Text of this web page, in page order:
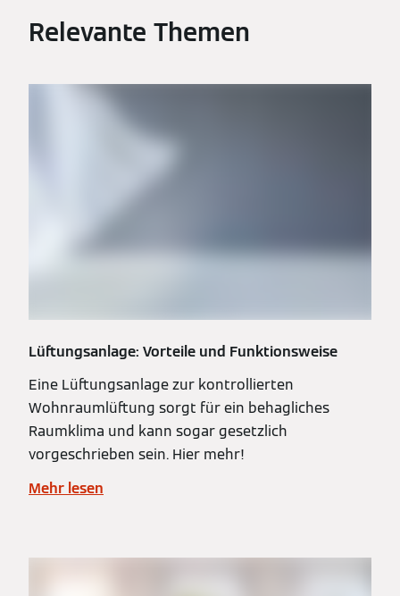
Relevante Themen
Lüftungsanlage: Vorteile und Funktionsweise
Eine Lüftungsanlage zur kontrollierten
Wohnraumlüftung sorgt für ein behagliches
Raumklima und kann sogar gesetzlich
vorgeschrieben sein. Hier mehr!
Mehr lesen